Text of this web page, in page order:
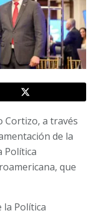
Cortizo, a través
de la
Política
que
la Política